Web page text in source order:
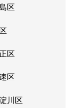
区
区
区
川区